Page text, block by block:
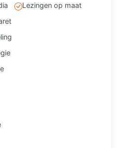
Lezingen op maat